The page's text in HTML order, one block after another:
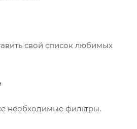
свой список любимых
необходимые фильтры.